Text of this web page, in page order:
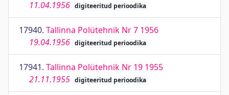
11.04.1956 digiteeritud perioodika
17940. Tallinna Polütehnik Nr 7 1956
19.04.1956 digiteeritud perioodika
17941. Tallinna Polütehnik Nr 19 1955
21.11.1955 digiteeritud perioodika